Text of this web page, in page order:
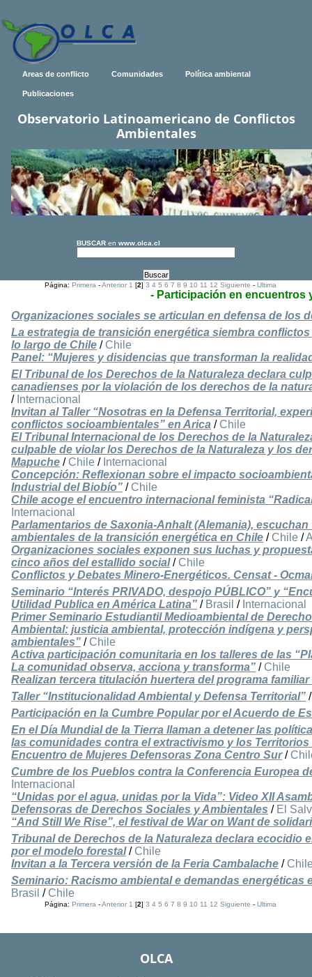
Areas de conflicto Comunidades Política ambiental
Publicaciones
Observatorio Latinoamericano de Conflictos
Ambientales
BUSCAR en www.olca.cl
Página:Primera -Anterior 1 [2]3 4 5 6 7 8 9 10 11 12 Siguiente -Ultima
- Participación en encuentros
Organizaciones sociales se articulan en defensa de los
La estrategia de transición energética siembra
lo largo de Chile / Chile
Panel: “Mujeres y disidencias que transforman la
El Tribunal de los Derechos de la Naturaleza declara
canadienses por la violación de los derechos de la
/ Internacional
Invitan al Taller “Nosotras en la Defensa Territorial,
conflictos socioambientales” en Arica / Chile
El Tribunal Internacional de los Derechos de la
culpable de violar los Derechos de la Naturaleza y los
Mapuche / Chile / Internacional
Concepción: Reflexionan sobre el impacto
Industrial del Biobío” / Chile
Chile acoge el encuentro internacional feminista
Internacional
Parlamentarios de Saxonia-Anhalt (Alemania),
ambientales de la transición energética en Chile / Chile /
Organizaciones sociales exponen sus luchas y
cinco años del estallido social/ Chile
Conflictos y Debates Minero-Energéticos. Censat -
Seminario “Interés PRIVADO, despojo PÚBLICO” y
Utilidad Publica en América Latina” / Brasil / Internacional
Primer Seminario Estudiantil Medioambiental de
Ambiental: justicia ambiental, protección indígena y
ambientales” / Chile
Activa participación comunitaria en los talleres de las
La comunidad observa, acciona y transforma” / Chile
Realizan tercera titulación huertera del programa
Taller “Institucionalidad Ambiental y Defensa Territorial”
Participación en la Cumbre Popular por el Acuerdo de
En el Día Mundial de la Tierra llaman a detener las
las comunidades contra el extractivismo y los
Encuentro de Mujeres Defensoras Zona Centro Sur/
Cumbre de los Pueblos contra la Conferencia Europea
Internacional
“Unidas por el agua, unidas por la Vida”: Video XII
Defensoras de Derechos Sociales y Ambientales / El
“And Still We Rise”, el festival de War on Want de
Tribunal de Derechos de la Naturaleza declara ecocidio
por el modelo forestal/ Chile
Invitan a la Tercera versión de la Feria Cambalache /
Seminario: Racismo ambiental e demandas energéticas
Brasil / Chile
Página:Primera -Anterior 1 [2]3 4 5 6 7 8 9 10 11 12 Siguiente -Ultima
OLCA